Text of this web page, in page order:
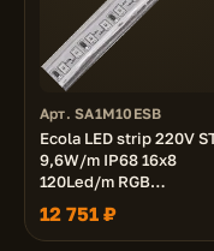
Арт. SA1M10ESB
Ecola LED strip 220V
9,6W/m IP68 16x8
120Led/m RGB
разноцветная лента
12 751 ₽